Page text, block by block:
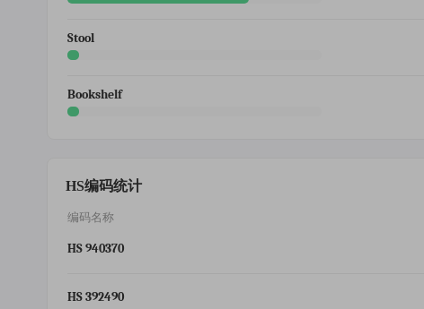
Stool
Bookshelf
HS编码统计
编码名称
HS 940370
HS 392490